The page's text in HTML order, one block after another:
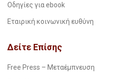
Οδηγίες για ebook
Εταιρική κοινωνική ευθύνη
Δείτε Επίσης
Free Press – Μεταέμπνευση